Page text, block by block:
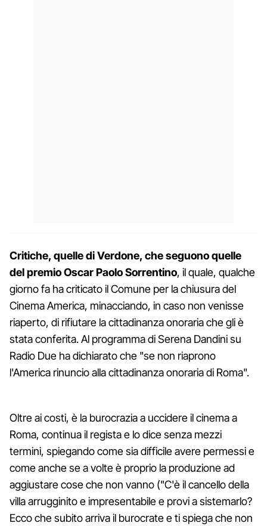
Critiche, quelle di Verdone, che seguono quelle
del premio Oscar Paolo Sorrentino, il quale, qualche
giorno fa ha criticato il Comune per la chiusura del
Cinema America, minacciando, in caso non venisse
riaperto, di rifiutare la cittadinanza onoraria che gli è
stata conferita. Al programma di Serena Dandini su
Radio Due ha dichiarato che "se non riaprono
l'America rinuncio alla cittadinanza onoraria di Roma".
Oltre ai costi, è la burocrazia a uccidere il cinema a
Roma, continua il regista e lo dice senza mezzi
termini, spiegando come sia difficile avere permessi e
come anche se a volte è proprio la produzione ad
aggiustare cose che non vanno ("C'è il cancello della
villa arrugginito e impresentabile e provi a sistemarlo?
Ecco che subito arriva il burocrate e ti spiega che non